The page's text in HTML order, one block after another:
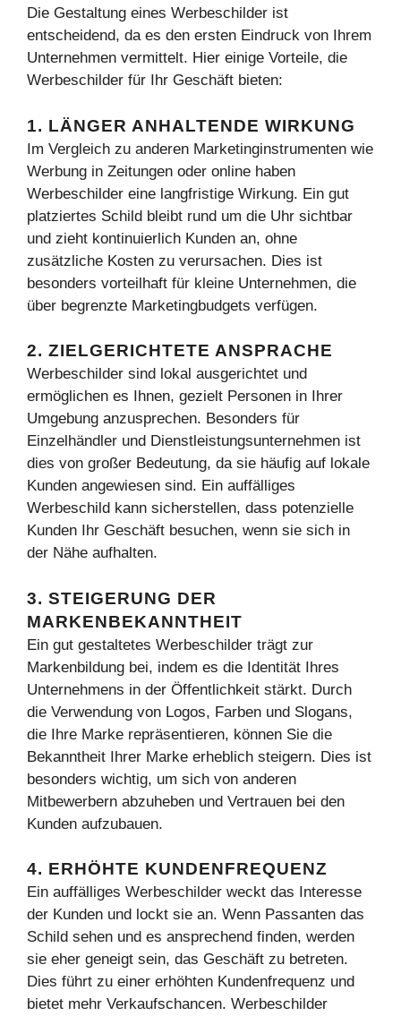
Die Gestaltung eines Werbeschilder ist
entscheidend, da es den ersten Eindruck von Ihrem
Unternehmen vermittelt. Hier einige Vorteile, die
Werbeschilder für Ihr Geschäft bieten:
1. LÄNGER ANHALTENDE WIRKUNG
Im Vergleich zu anderen Marketinginstrumenten wie
Werbung in Zeitungen oder online haben
Werbeschilder eine langfristige Wirkung. Ein gut
platziertes Schild bleibt rund um die Uhr sichtbar
und zieht kontinuierlich Kunden an, ohne
zusätzliche Kosten zu verursachen. Dies ist
besonders vorteilhaft für kleine Unternehmen, die
über begrenzte Marketingbudgets verfügen.
2. ZIELGERICHTETE ANSPRACHE
Werbeschilder sind lokal ausgerichtet und
ermöglichen es Ihnen, gezielt Personen in Ihrer
Umgebung anzusprechen. Besonders für
Einzelhändler und Dienstleistungsunternehmen ist
dies von großer Bedeutung, da sie häufig auf lokale
Kunden angewiesen sind. Ein auffälliges
Werbeschild kann sicherstellen, dass potenzielle
Kunden Ihr Geschäft besuchen, wenn sie sich in
der Nähe aufhalten.
3. STEIGERUNG DER
MARKENBEKANNTHEIT
Ein gut gestaltetes Werbeschilder trägt zur
Markenbildung bei, indem es die Identität Ihres
Unternehmens in der Öffentlichkeit stärkt. Durch
die Verwendung von Logos, Farben und Slogans,
die Ihre Marke repräsentieren, können Sie die
Bekanntheit Ihrer Marke erheblich steigern. Dies ist
besonders wichtig, um sich von anderen
Mitbewerbern abzuheben und Vertrauen bei den
Kunden aufzubauen.
4. ERHÖHTE KUNDENFREQUENZ
Ein auffälliges Werbeschilder weckt das Interesse
der Kunden und lockt sie an. Wenn Passanten das
Schild sehen und es ansprechend finden, werden
sie eher geneigt sein, das Geschäft zu betreten.
Dies führt zu einer erhöhten Kundenfrequenz und
bietet mehr Verkaufschancen. Werbeschilder